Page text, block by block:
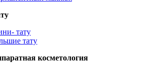
тату
тату
косметология